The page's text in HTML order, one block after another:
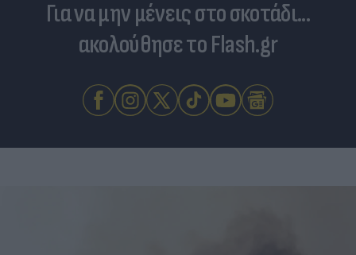
Για να μην μένεις στο σκοτάδι...
ακολούθησε το Flash.gr